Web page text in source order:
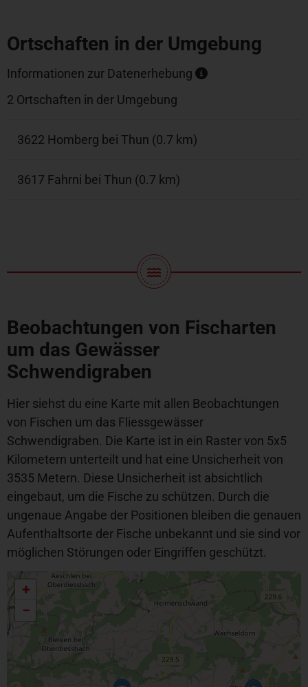
Ortschaften in der Umgebung
Informationen zur Datenerhebung
2 Ortschaften in der Umgebung
3622 Homberg bei Thun (0.7 km)
3617 Fahrni bei Thun (0.7 km)
Beobachtungen von Fischarten
um das Gewässer
Schwendigraben
Hier siehst du eine Karte mit allen Beobachtungen
von Fischen um das Fliessgewässer
Schwendigraben. Die Karte ist in ein Raster von 5x5
Kilometern unterteilt und hat eine Unsicherheit von
3535 Metern. Diese Unsicherheit ist absichtlich
eingebaut, um die Fische zu schützen. Durch die
ungenaue Angabe der Positionen bleiben die genauen
Aufenthaltsorte der Fische unbekannt und sie sind vor
möglichen Störungen oder Eingriffen geschützt.
+
−